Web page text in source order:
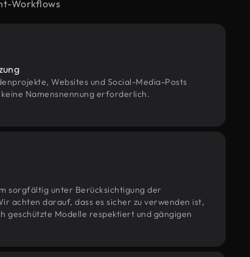
Workflows
Websites und Social-Media-Posts
Namensnennung erforderlich.
sorgfältig unter Berücksichtigung der
achten darauf, dass es sicher zu verwenden ist,
geschützte Modelle respektiert und gängigen